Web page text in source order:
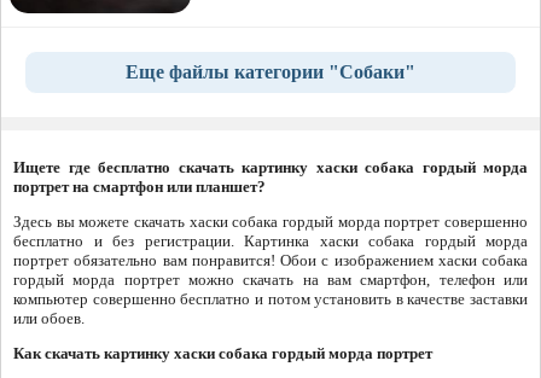
Еще файлы категории "Собаки"
Ищете где бесплатно скачать картинку хаски собака гордый морда
портрет на смартфон или планшет?
Здесь вы можете скачать хаски собака гордый морда портрет совершенно
бесплатно и без регистрации. Картинка хаски собака гордый морда
портрет обязательно вам понравится! Обои с изображением хаски собака
гордый морда портрет можно скачать на вам смартфон, телефон или
компьютер совершенно бесплатно и потом установить в качестве заставки
или обоев.
Как скачать картинку хаски собака гордый морда портрет